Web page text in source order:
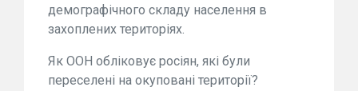
демографічного складу населення в
захоплених територіях.
Як ООН обліковує росіян, які були
переселені на окуповані території?